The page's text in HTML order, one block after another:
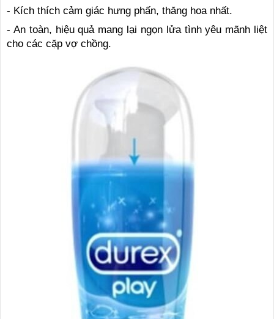
- Kích thích cảm giác hưng phấn, thăng hoa nhất.
- An toàn, hiệu quả mang lại ngọn lửa tình yêu mãnh liệt
cho các cặp vợ chồng.